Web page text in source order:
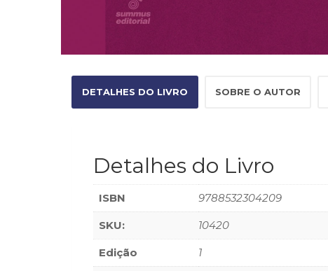
DETALHES DO LIVRO SOBRE O AUTOR
Detalhes do Livro
ISBN 9788532304209
SKU: 10420
Edição 1